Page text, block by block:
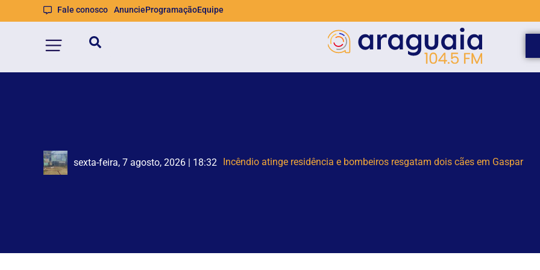
Fale conosco AnuncieProgramaçãoEquipe
sexta-feira, 7 agosto, 2026 | 18:32
sexta-feira, 7 agosto, 2026 | 18:19 Brusqu
Duas pessoas são detidas por suspeita de tráfico de drogas em Brusque